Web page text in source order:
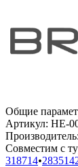
Общие
Артикул: HE-
Производитель:
Совместим с
318714•